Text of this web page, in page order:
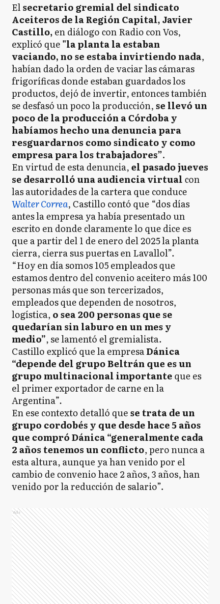
Elsecretario gremial del sindicato
Aceiteros de la Región Capital, Javier
Castillo, en diálogo con Radio con Vos,
explicó que "la planta la estaban
vaciando, no se estaba invirtiendo nada,
habían dado la orden de vaciar las cámaras
frigoríficas donde estaban guardados los
productos, dejó de invertir, entonces también
se desfasó un poco la producción, se llevó un
poco de la producción a Córdoba y
habíamos hecho una denuncia para
resguardarnos como sindicato y como
empresa para los trabajadores”.
En virtud de esta denuncia, el pasado jueves
se desarrolló una audiencia virtual con
las autoridades de la cartera que conduce
Walter Correa, Castillo contó que “dos días
antes la empresa ya había presentado un
escrito en donde claramente lo que dice es
que a partir del 1 de enero del 2025 la planta
cierra, cierra sus puertas en Lavallol”.
“Hoy en día somos 105 empleados que
estamos dentro del convenio aceitero más 100
personas más que son tercerizados,
empleados que dependen de nosotros,
logística, o sea 200 personas que se
quedarían sin laburo en un mes y
medio”, se lamentó el gremialista.
Castillo explicó que la empresaDánica
“depende del grupo Beltrán que es un
grupo multinacional importante que es
el primer exportador de carne en la
Argentina”.
En ese contexto detalló que se trata de un
grupo cordobés y que desde hace 5 años
que compró Dánica “generalmente cada
2 años tenemos un conflicto, pero nunca a
esta altura, aunque ya han venido por el
cambio de convenio hace 2 años, 3 años, han
venido por la reducción de salario”.
Ads